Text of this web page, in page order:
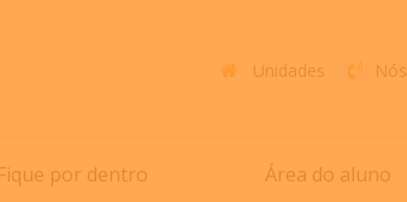
Unidades
Fique por dentro Área do aluno